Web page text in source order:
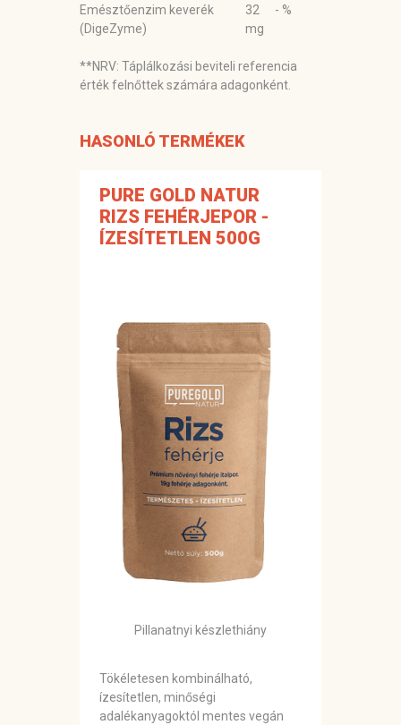
Emésztőenzim keverék
(DigeZyme)
32
mg
- %
**NRV: Táplálkozási beviteli referencia
érték felnőttek számára adagonként.
HASONLÓ TERMÉKEK
PURE GOLD NATUR
RIZS FEHÉRJEPOR -
ÍZESÍTETLEN 500G
Pillanatnyi készlethiány
Tökéletesen kombinálható,
ízesítetlen, minőségi
adalékanyagoktól mentes vegán